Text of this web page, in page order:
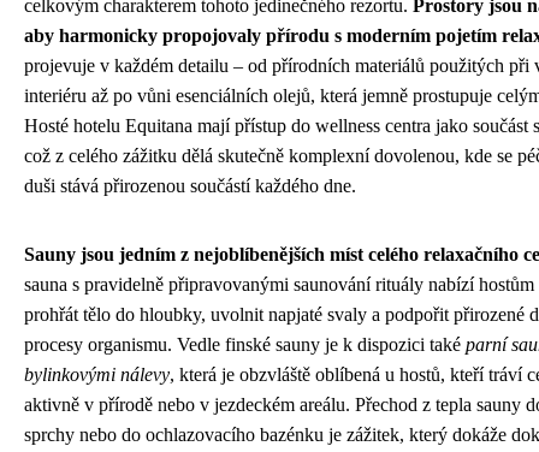
celkovým charakterem tohoto jedinečného rezortu. Prostory jsou
aby harmonicky propojovaly přírodu s moderním pojetím
projevuje v každém detailu – od přírodních materiálů použitých při
interiéru až po vůni esenciálních olejů, která jemně prostupuje
Hosté hotelu Equitana mají přístup do wellness centra jako součást
což z celého zážitku dělá skutečně komplexní dovolenou, kde se
duši stává přirozenou součástí každého dne.
Sauny jsou jedním z nejoblíbenějších míst celého relaxačního
sauna s pravidelně připravovanými saunování rituály nabízí hostům
prohřát tělo do hloubky, uvolnit napjaté svaly a podpořit přirozené
procesy organismu. Vedle finské sauny je k dispozici také parní
bylinkovými nálevy, která je obzvláště oblíbená u hostů, kteří tráví
aktivně v přírodě nebo v jezdeckém areálu. Přechod z tepla sauny
sprchy nebo do ochlazovacího bazénku je zážitek, který dokáže